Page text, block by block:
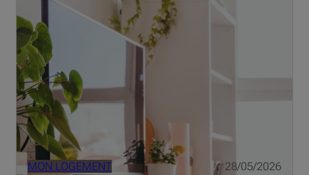
MON LOGEMENT 28/05/2026
exactement ce que recherchent les cambrioleurs. Mais
comment sécuriser votre maison ou appartement de
façon optimale ?